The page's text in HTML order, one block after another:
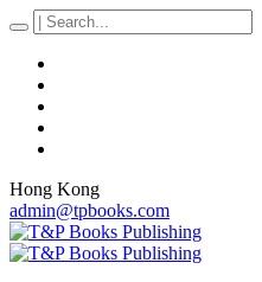
Hong Kong
admin@tpbooks.com